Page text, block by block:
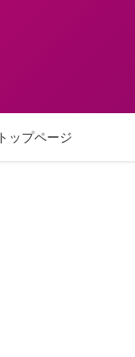
トップページ